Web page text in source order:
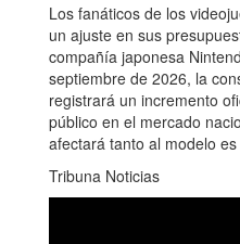
Los fanáticos de los
un ajuste en sus
compañía japonesa
septiembre de 2026, la
registrará un incremento
público en el mercado
afectará tanto al modelo es
Tribuna Noticias